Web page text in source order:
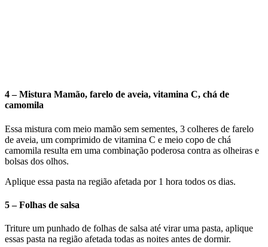
4 – Mistura Mamão, farelo de aveia, vitamina C, chá de
camomila
Essa mistura com meio mamão sem sementes, 3 colheres de farelo
de aveia, um comprimido de vitamina C e meio copo de chá
camomila resulta em uma combinação poderosa contra as olheiras e
bolsas dos olhos.
Aplique essa pasta na região afetada por 1 hora todos os dias.
5 – Folhas de salsa
Triture um punhado de folhas de salsa até virar uma pasta, aplique
essas pasta na região afetada todas as noites antes de dormir.